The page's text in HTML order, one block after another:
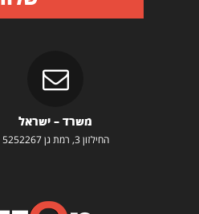
משרד – ישראל
החילזון 3, רמת גן 5252267